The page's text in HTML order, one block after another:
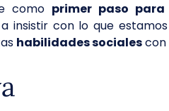
como primer paso
insistir con lo que
habilidades socialescon